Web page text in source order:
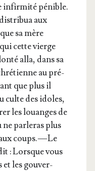
infir­mi­té pénible.
aux
sa mère
cette vierge
alla, dans sa
au pré­
que plus il
culte des idoles,
les louanges de
par­le­ras plus
coups. — Le
: Lorsque vous
et les gou­ver­